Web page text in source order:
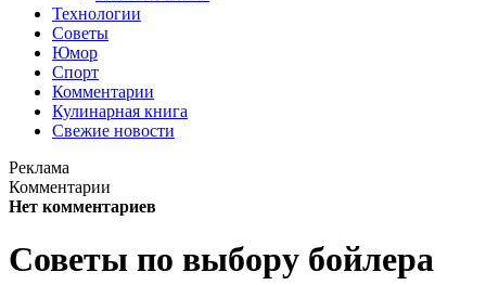
Технологии
Советы
Юмор
Спорт
Комментарии
Кулинарная книга
Свежие новости
Реклама
Комментарии
Нет комментариев
Советы по выбору бойлера